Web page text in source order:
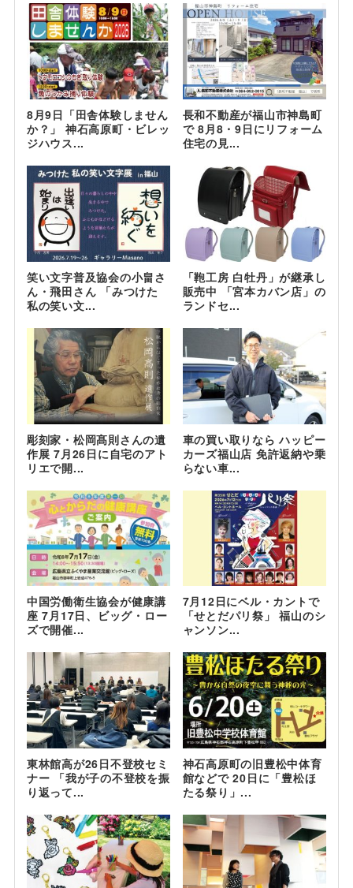
8月9日「田舎体験しません
か？」 神石高原町・ビレッ
ジハウス...
長和不動産が福山市神島町
で 8月8・9日にリフォーム
住宅の見...
笑い文字普及協会の小畠さ
ん・飛田さん 「みつけた
私の笑い文...
「鞄工房 白牡丹」が継承し
販売中 「宮本カバン店」の
ランドセ...
彫刻家・松岡髙則さんの遺
作展 7月26日に自宅のアト
リエで開...
車の買い取りなら ハッピー
カーズ福山店 免許返納や乗
らない車...
中国労働衛生協会が健康講
座 7月17日、ビッグ・ロー
ズで開催...
7月12日にベル・カントで
「せとだパリ祭」 福山のシ
ャンソン...
東林館高が26日不登校セミ
ナー 「我が子の不登校を振
り返って...
神石高原町の旧豊松中体育
館などで 20日に「豊松ほ
たる祭り」...